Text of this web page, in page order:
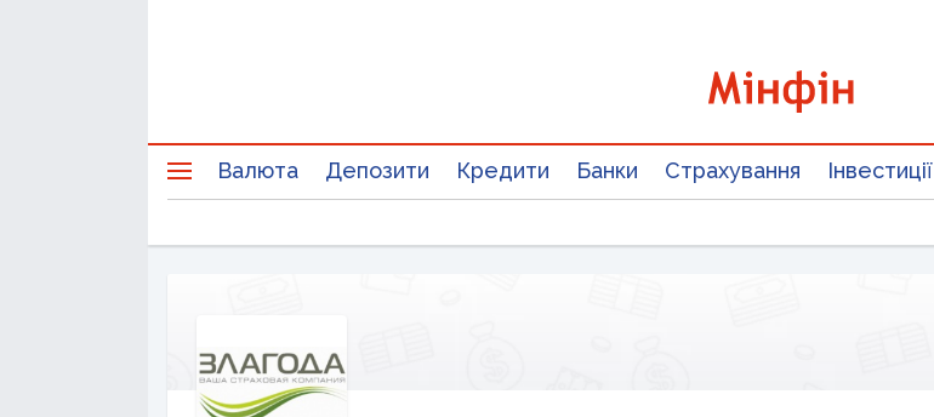
Валюта Депозити Кредити Банки Страхування Інвестиції